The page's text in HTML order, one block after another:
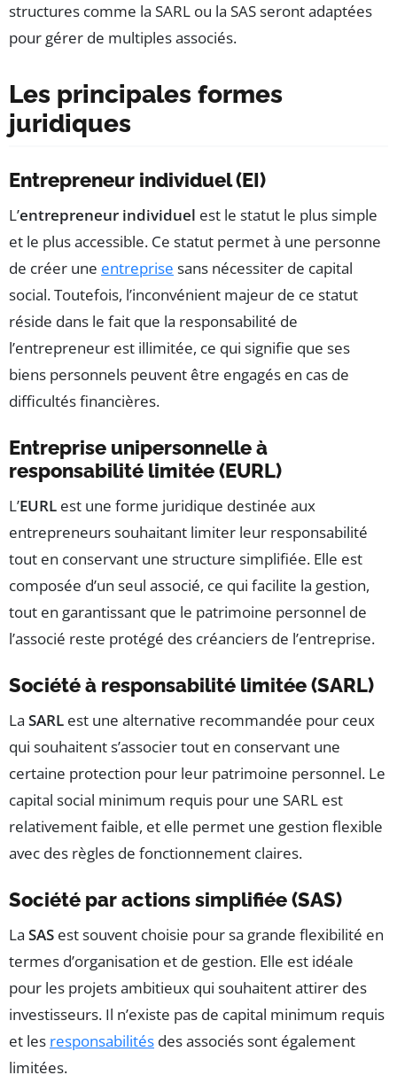
structures comme la SARL ou la SAS seront adaptées
pour gérer de multiples associés.
Les principales formes
juridiques
Entrepreneur individuel (EI)
L’entrepreneur individuel est le statut le plus simple
et le plus accessible. Ce statut permet à une personne
de créer une entreprise sans nécessiter de capital
social. Toutefois, l’inconvénient majeur de ce statut
réside dans le fait que la responsabilité de
l’entrepreneur est illimitée, ce qui signifie que ses
biens personnels peuvent être engagés en cas de
difficultés financières.
Entreprise unipersonnelle à
responsabilité limitée (EURL)
L’EURL est une forme juridique destinée aux
entrepreneurs souhaitant limiter leur responsabilité
tout en conservant une structure simplifiée. Elle est
composée d’un seul associé, ce qui facilite la gestion,
tout en garantissant que le patrimoine personnel de
l’associé reste protégé des créanciers de l’entreprise.
Société à responsabilité limitée (SARL)
La SARL est une alternative recommandée pour ceux
qui souhaitent s’associer tout en conservant une
certaine protection pour leur patrimoine personnel. Le
capital social minimum requis pour une SARL est
relativement faible, et elle permet une gestion flexible
avec des règles de fonctionnement claires.
Société par actions simplifiée (SAS)
La SAS est souvent choisie pour sa grande flexibilité en
termes d’organisation et de gestion. Elle est idéale
pour les projets ambitieux qui souhaitent attirer des
investisseurs. Il n’existe pas de capital minimum requis
et les responsabilités des associés sont également
limitées.